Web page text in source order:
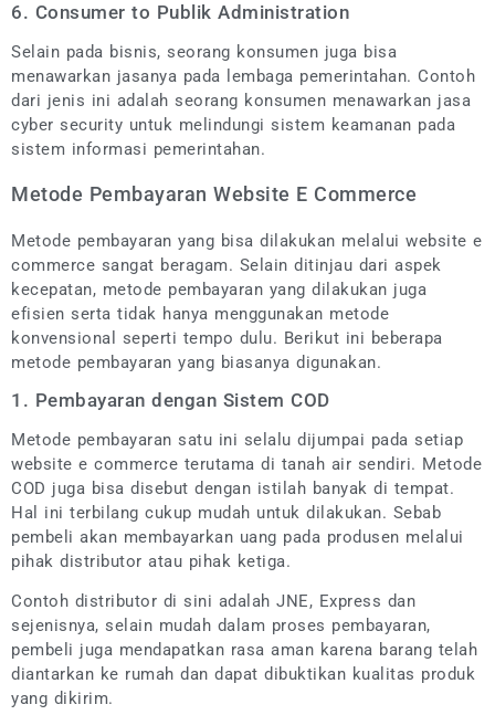
6. Consumer to Publik Administration
Selain pada bisnis, seorang konsumen juga bisa
menawarkan jasanya pada lembaga pemerintahan. Contoh
dari jenis ini adalah seorang konsumen menawarkan jasa
cyber security untuk melindungi sistem keamanan pada
sistem informasi pemerintahan.
Metode Pembayaran Website E Commerce
Metode pembayaran yang bisa dilakukan melalui website e
commerce sangat beragam. Selain ditinjau dari aspek
kecepatan, metode pembayaran yang dilakukan juga
efisien serta tidak hanya menggunakan metode
konvensional seperti tempo dulu. Berikut ini beberapa
metode pembayaran yang biasanya digunakan.
1. Pembayaran dengan Sistem COD
Metode pembayaran satu ini selalu dijumpai pada setiap
website e commerce terutama di tanah air sendiri. Metode
COD juga bisa disebut dengan istilah banyak di tempat.
Hal ini terbilang cukup mudah untuk dilakukan. Sebab
pembeli akan membayarkan uang pada produsen melalui
pihak distributor atau pihak ketiga.
Contoh distributor di sini adalah JNE, Express dan
sejenisnya, selain mudah dalam proses pembayaran,
pembeli juga mendapatkan rasa aman karena barang telah
diantarkan ke rumah dan dapat dibuktikan kualitas produk
yang dikirim.